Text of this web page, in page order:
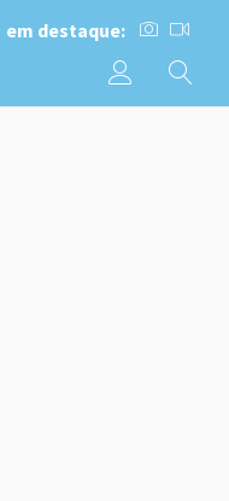
em destaque: